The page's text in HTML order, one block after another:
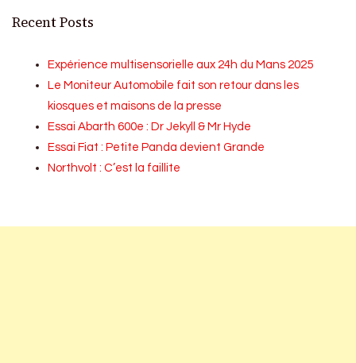
Recent Posts
Expérience multisensorielle aux 24h du Mans 2025
Le Moniteur Automobile fait son retour dans les
kiosques et maisons de la presse
Essai Abarth 600e : Dr Jekyll & Mr Hyde
Essai Fiat : Petite Panda devient Grande
Northvolt : C’est la faillite